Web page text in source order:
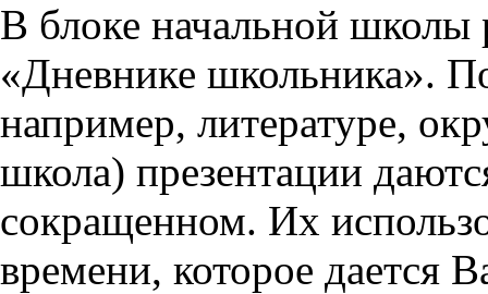
В блоке начальной школы
«Дневнике школьника».
например, литературе,
школа) презентации
сокращенном. Их
времени, которое дается